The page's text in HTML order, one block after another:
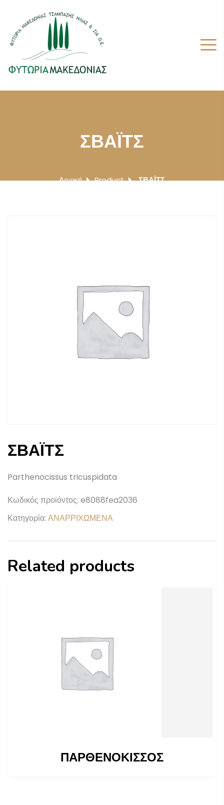
ΣΒΑΪΤΣ
Αρχική Product ΣΒΑΪΤΣ
ΣΒΑΪΤΣ
Parthenocissus tricuspidata
Κωδικός προϊόντος: e8088fea2036
Κατηγορία: ΑΝΑΡΡΙΧΩΜΕΝΑ
Related products
ΠΑΡΘΕΝΟΚΙΣΣΟΣ